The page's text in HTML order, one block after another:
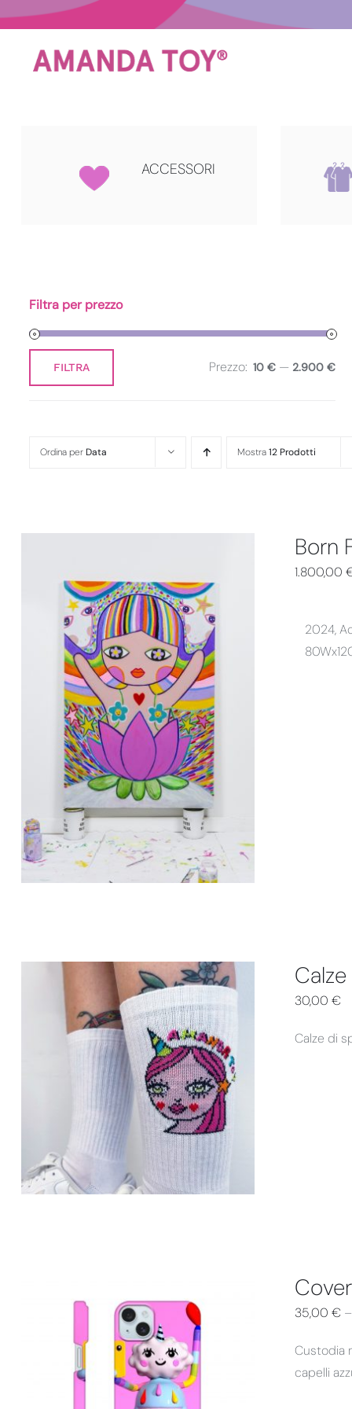
al
contenuto
ACCESSORI
Filtra per prezzo
Prezzo
Prezzo
FILTRA Prezzo: 10 €— 2.900 €
Ordina per Data Mostra12 Prodotti
AGGIUNGI AL CARRELLO
/
DETTAGLI
Born
1.800,00
2024,
AGGIUNGI AL CARRELLO
/
DETTAGLI
30,00€
Calze di
QUESTO
/ DETTAGLI
35,00€
Custodia
capelli